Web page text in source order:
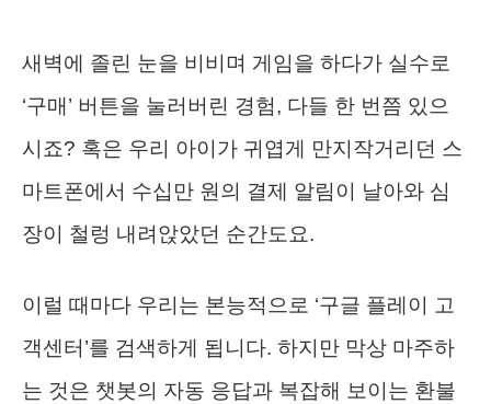
새벽에 졸린 눈을 비비며 게임을 하다가 실수로
‘구매’ 버튼을 눌러버린 경험, 다들 한 번쯤 있으
시죠? 혹은 우리 아이가 귀엽게 만지작거리던 스
마트폰에서 수십만 원의 결제 알림이 날아와 심
장이 철렁 내려앉았던 순간도요.
이럴 때마다 우리는 본능적으로 ‘구글 플레이 고
객센터’를 검색하게 됩니다. 하지만 막상 마주하
는 것은 챗봇의 자동 응답과 복잡해 보이는 환불